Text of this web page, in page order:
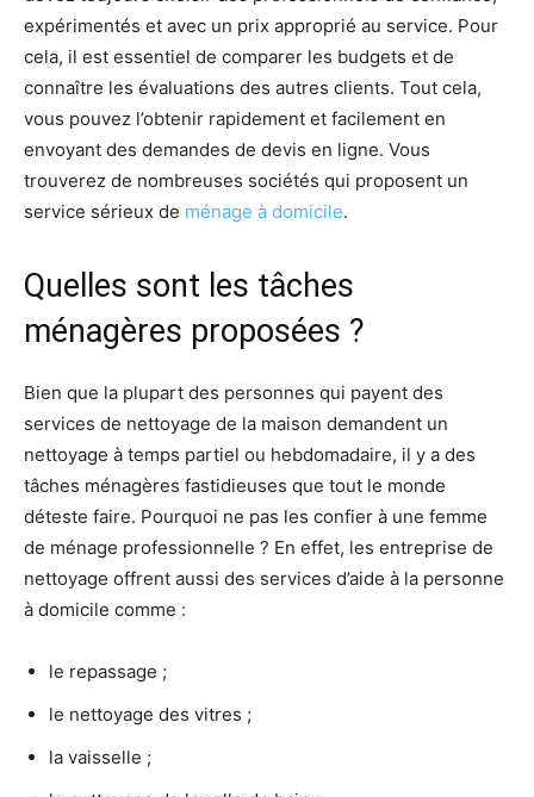
expérimentés et avec un prix approprié au service. Pour
cela, il est essentiel de comparer les budgets et de
connaître les évaluations des autres clients. Tout cela,
vous pouvez l’obtenir rapidement et facilement en
envoyant des demandes de devis en ligne. Vous
trouverez de nombreuses sociétés qui proposent un
service sérieux de ménage à domicile.
Quelles sont les tâches
ménagères proposées ?
Bien que la plupart des personnes qui payent des
services de nettoyage de la maison demandent un
nettoyage à temps partiel ou hebdomadaire, il y a des
tâches ménagères fastidieuses que tout le monde
déteste faire. Pourquoi ne pas les confier à une femme
de ménage professionnelle ? En effet, les entreprise de
nettoyage offrent aussi des services d’aide à la personne
à domicile comme :
le repassage ;
le nettoyage des vitres ;
la vaisselle ;